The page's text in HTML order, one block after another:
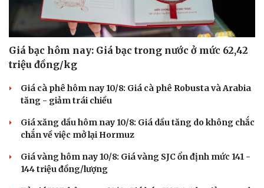
Giá bạc hôm nay: Giá bạc trong nước ở mức 62,42
triệu đồng/kg
Giá cà phê hôm nay 10/8: Giá cà phê Robusta và Arabia
tăng - giảm trái chiều
Giá xăng dầu hôm nay 10/8: Giá dầu tăng do không chắc
chắn về việc mở lại Hormuz
Giá vàng hôm nay 10/8: Giá vàng SJC ổn định mức 141 -
144 triệu đồng/lượng